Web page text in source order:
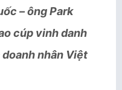
– ông Park
cúp vinh danh
nhân Việt